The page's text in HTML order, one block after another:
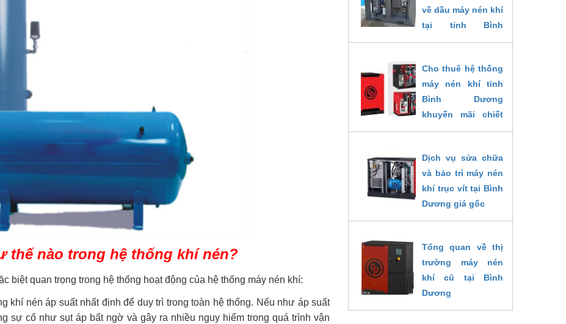
thế nào trong hệ thống khí nén?
biệt quan trọng trong hệ thống hoạt động của hệ thống máy nén khí:
khí nén áp suất nhất định để duy trì trong toàn hệ thống. Nếu như áp suất
sự cố như sụt áp bất ngờ và gây ra nhiều nguy hiểm trong quá trình vận
về
bài
viết
dưới
đây.
về dầu máy nén khí
tại tỉnh Bình
Dương
Cho thuê hệ thống
máy nén khí tỉnh
Bình Dương
khuyến mãi chiết
khấu 10% hôm nay
Dịch vụ sửa chữa
và bảo trì máy nén
khí trục vít tại Bình
Dương giá gốc
Tổng quan về thị
trường máy nén
khí cũ tại Bình
Dương